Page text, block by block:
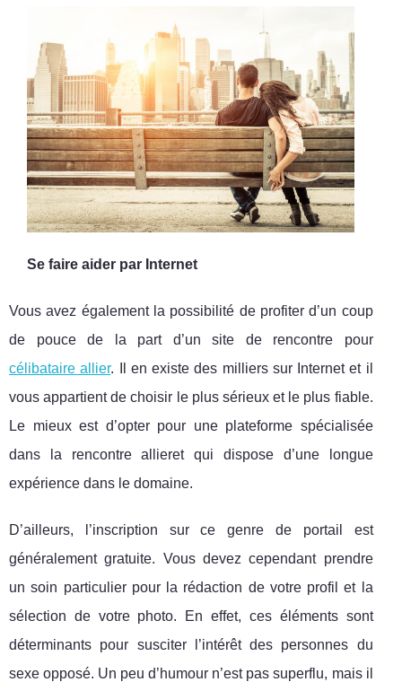
Se faire aider par Internet
Vous avez également la possibilité de profiter d’un coup
de pouce de la part d’un site de rencontre pour
célibataire allier. Il en existe des milliers sur Internet et il
vous appartient de choisir le plus sérieux et le plus fiable.
Le mieux est d’opter pour une plateforme spécialisée
dans la rencontre allieret qui dispose d’une longue
expérience dans le domaine.
D’ailleurs, l’inscription sur ce genre de portail est
généralement gratuite. Vous devez cependant prendre
un soin particulier pour la rédaction de votre profil et la
sélection de votre photo. En effet, ces éléments sont
déterminants pour susciter l’intérêt des personnes du
sexe opposé. Un peu d’humour n’est pas superflu, mais il